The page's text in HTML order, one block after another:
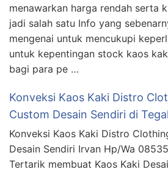
menawarkan harga rendah serta
jadi salah satu Info yang
mengenai untuk mencukupi
untuk kepentingan stock kaos
bagi para pe …
Konveksi Kaos Kaki Distro
Custom Desain Sendiri di Tegal
Konveksi Kaos Kaki Distro
Desain Sendiri Irvan Hp/Wa
Tertarik membuat Kaos Kaki